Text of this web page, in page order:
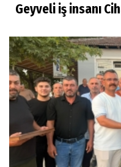
Geyveli iş insanı